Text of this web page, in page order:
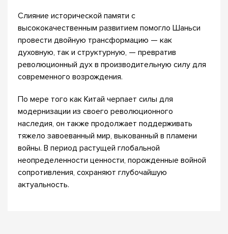
Слияние исторической памяти с
высококачественным развитием помогло Шаньси
провести двойную трансформацию — как
духовную, так и структурную, — превратив
революционный дух в производительную силу для
современного возрождения.
По мере того как Китай черпает силы для
модернизации из своего революционного
наследия, он также продолжает поддерживать
тяжело завоеванный мир, выкованный в пламени
войны. В период растущей глобальной
неопределенности ценности, порожденные войной
сопротивления, сохраняют глубочайшую
актуальность.